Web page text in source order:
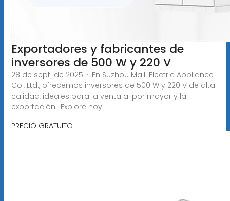
Exportadores y fabricantes de
inversores de 500 W y 220 V
28 de sept. de 2025 · En Suzhou Maili Electric Appliance
Co., Ltd., ofrecemos inversores de 500 W y 220 V de alta
calidad, ideales para la venta al por mayor y la
exportación. ¡Explore hoy
PRECIO GRATUITO